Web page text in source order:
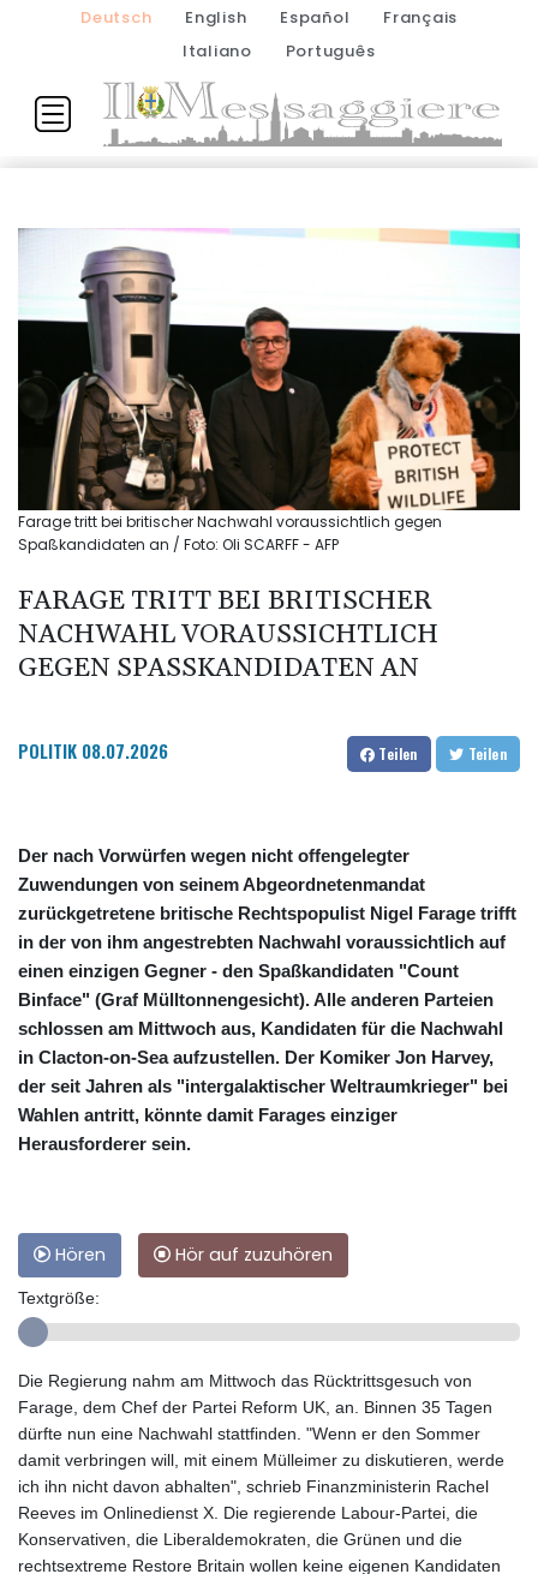
Deutsch English Español
Français
Italiano
Português
Farage tritt bei britischer Nachwahl voraussichtlich gegen
Spaßkandidaten an / Foto: Oli SCARFF - AFP
FARAGE TRITT BEI BRITISCHER
NACHWAHL VORAUSSICHTLICH
GEGEN SPASSKANDIDATEN AN
POLITIK 08.07.2026 Teilen Teilen
Der nach Vorwürfen wegen nicht offengelegter
Zuwendungen von seinem Abgeordnetenmandat
zurückgetretene britische Rechtspopulist Nigel Farage trifft
in der von ihm angestrebten Nachwahl voraussichtlich auf
einen einzigen Gegner - den Spaßkandidaten "Count
Binface" (Graf Mülltonnengesicht). Alle anderen Parteien
schlossen am Mittwoch aus, Kandidaten für die Nachwahl
in Clacton-on-Sea aufzustellen. Der Komiker Jon Harvey,
der seit Jahren als "intergalaktischer Weltraumkrieger" bei
Wahlen antritt, könnte damit Farages einziger
Herausforderer sein.
Hören Hör auf zuzuhören
Textgröße:
Die Regierung nahm am Mittwoch das Rücktrittsgesuch von
Farage, dem Chef der Partei Reform UK, an. Binnen 35 Tagen
dürfte nun eine Nachwahl stattfinden. "Wenn er den Sommer
damit verbringen will, mit einem Mülleimer zu diskutieren, werde
ich ihn nicht davon abhalten", schrieb Finanzministerin Rachel
Reeves im Onlinedienst X. Die regierende Labour-Partei, die
Konservativen, die Liberaldemokraten, die Grünen und die
rechtsextreme Restore Britain wollen keine eigenen Kandidaten